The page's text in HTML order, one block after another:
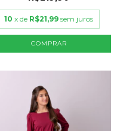
10 x de R$21,99 sem juros
COMPRAR